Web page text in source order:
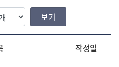
보여질 게시물 갯수
작성일